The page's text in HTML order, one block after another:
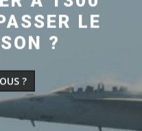
LE
?
?